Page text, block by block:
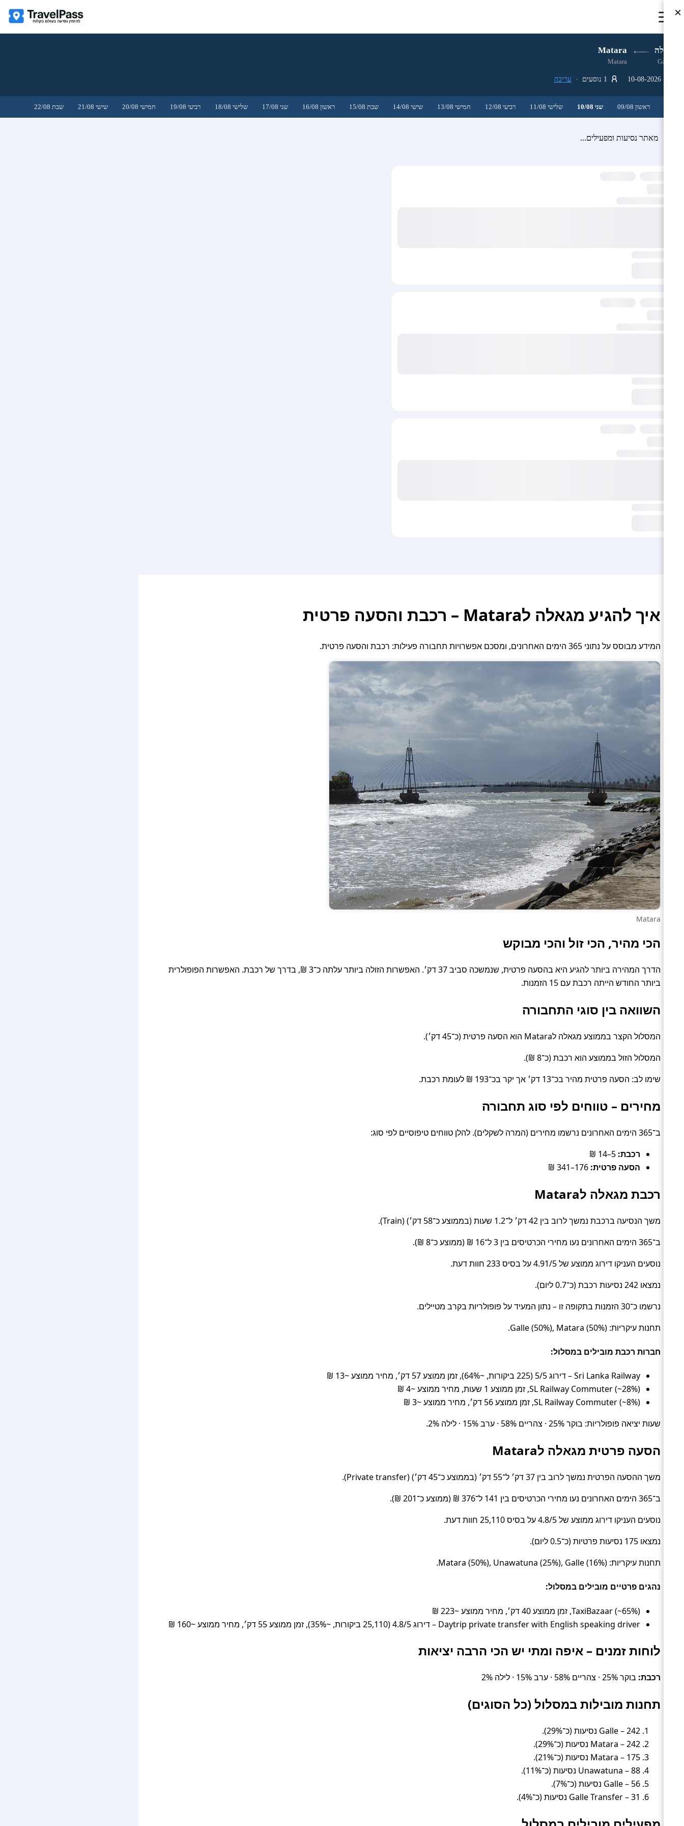
גאלה Matara
Galle
Matara
עריכה
ראשון 09/08 שני 10/08 שלישי 11/08 רביעי 12/08 חמישי 13/08 שישי 14/08 שבת 15/08 ראשון 16/08 שני 17/08 שלישי 18/08 רביעי 19/08 חמישי 20/08 שישי 21/08 שבת 22/08
מאתר נסיעות ומפעילים...
איך להגיע מגאלה לMatara – רכבת והסעה פרטית
המידע מבוסס על נתוני 365 הימים האחרונים, ומסכם אפשרויות תחבורה פעילות: רכבת והסעה פרטית.
Matara
הכי מהיר, הכי זול והכי מבוקש
הדרך המהירה ביותר להגיע היא בהסעה פרטית, שנמשכה סביב 37 דק׳. האפשרות הזולה ביותר עלתה כ־3 ₪, בדרך של רכבת. האפשרות הפופולרית
ביותר החודש הייתה רכבת עם 15 הזמנות.
השוואה בין סוגי התחבורה
המסלול הקצר בממוצע מגאלה לMatara הוא הסעה פרטית (כ־45 דק׳).
המסלול הזול בממוצע הוא רכבת (כ־8 ₪).
שימו לב: הסעה פרטית מהיר בכ־13 דק׳ אך יקר בכ־193 ₪ לעומת רכבת.
מחירים – טווחים לפי סוג תחבורה
ב־365 הימים האחרונים נרשמו מחירים (המרה לשקלים). להלן טווחים טיפוסיים לפי סוג:
רכבת:
הסעה פרטית:
רכבת מגאלה לMatara
משך הנסיעה ברכבת נמשך לרוב בין 42 דק׳ ל־1.2 שעות (בממוצע כ־58 דק׳) (Train).
ב־365 הימים האחרונים נעו מחירי הכרטיסים בין 3 ל־16 ₪ (ממוצע כ־8 ₪).
נוסעים העניקו דירוג ממוצע של 4.91/5 על בסיס 233 חוות דעת.
נמצאו 242 נסיעות רכבת (כ־0.7 ליום).
נרשמו כ־30 הזמנות בתקופה זו – נתון המעיד על פופולריות בקרב מטיילים.
תחנות עיקריות: Galle (50%), Matara (50%).
חברות רכבת מובילים במסלול:
Sri Lanka Railway – דירוג 5/5 (225 ביקורות, ~64%), זמן ממוצע 57 דק׳, מחיר ממוצע ~13 ₪
SL Railway Commuter (~28%), זמן ממוצע 1 שעות, מחיר ממוצע ~4 ₪
SL Railway Commuter (~8%), זמן ממוצע 56 דק׳, מחיר ממוצע ~3 ₪
שעות יציאה פופולריות: בוקר 25% · צהריים 58% · ערב 15% · לילה 2%.
הסעה פרטית מגאלה לMatara
משך ההסעה הפרטית נמשך לרוב בין 37 דק׳ ל־55 דק׳ (בממוצע כ־45 דק׳) (Private transfer).
ב־365 הימים האחרונים נעו מחירי הכרטיסים בין 141 ל־376 ₪ (ממוצע כ־201 ₪).
נוסעים העניקו דירוג ממוצע של 4.8/5 על בסיס 25,110 חוות דעת.
נמצאו 175 נסיעות פרטיות (כ־0.5 ליום).
תחנות עיקריות: Matara (50%), Unawatuna (25%), Galle (16%).
נהגים פרטיים מובילים במסלול:
TaxiBazaar (~65%), זמן ממוצע 40 דק׳, מחיר ממוצע ~223 ₪
Daytrip private transfer with English speaking driver – דירוג 4.8/5 (25,110 ביקורות, ~35%), זמן ממוצע 55 דק׳, מחיר ממוצע ~160 ₪
לוחות זמנים – איפה ומתי יש הכי הרבה יציאות
רכבת: בוקר 25% · צהריים 58% · ערב 15% · לילה 2%
תחנות מובילות במסלול (כל הסוגים)
Galle – 242 נסיעות (כ־29%).
Matara – 242 נסיעות (כ־29%).
Matara – 175 נסיעות (כ־21%).
Unawatuna – 88 נסיעות (כ־11%).
Galle – 56 נסיעות (כ־7%).
Galle Transfer – 31 נסיעות (כ־4%).
×